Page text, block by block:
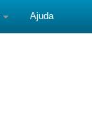
Ajuda